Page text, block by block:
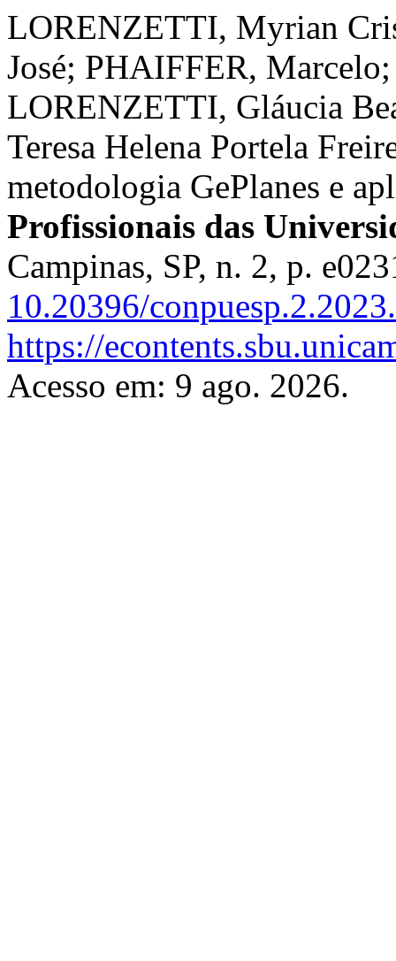
LORENZETTI, Myrian
José; PHAIFFER,
LORENZETTI, Gláucia
Teresa Helena Portela
metodologia GePlanes e
Profissionais das
Campinas, SP, n. 2, p.
10.20396/
https://
Acesso em: 9 ago. 2026.